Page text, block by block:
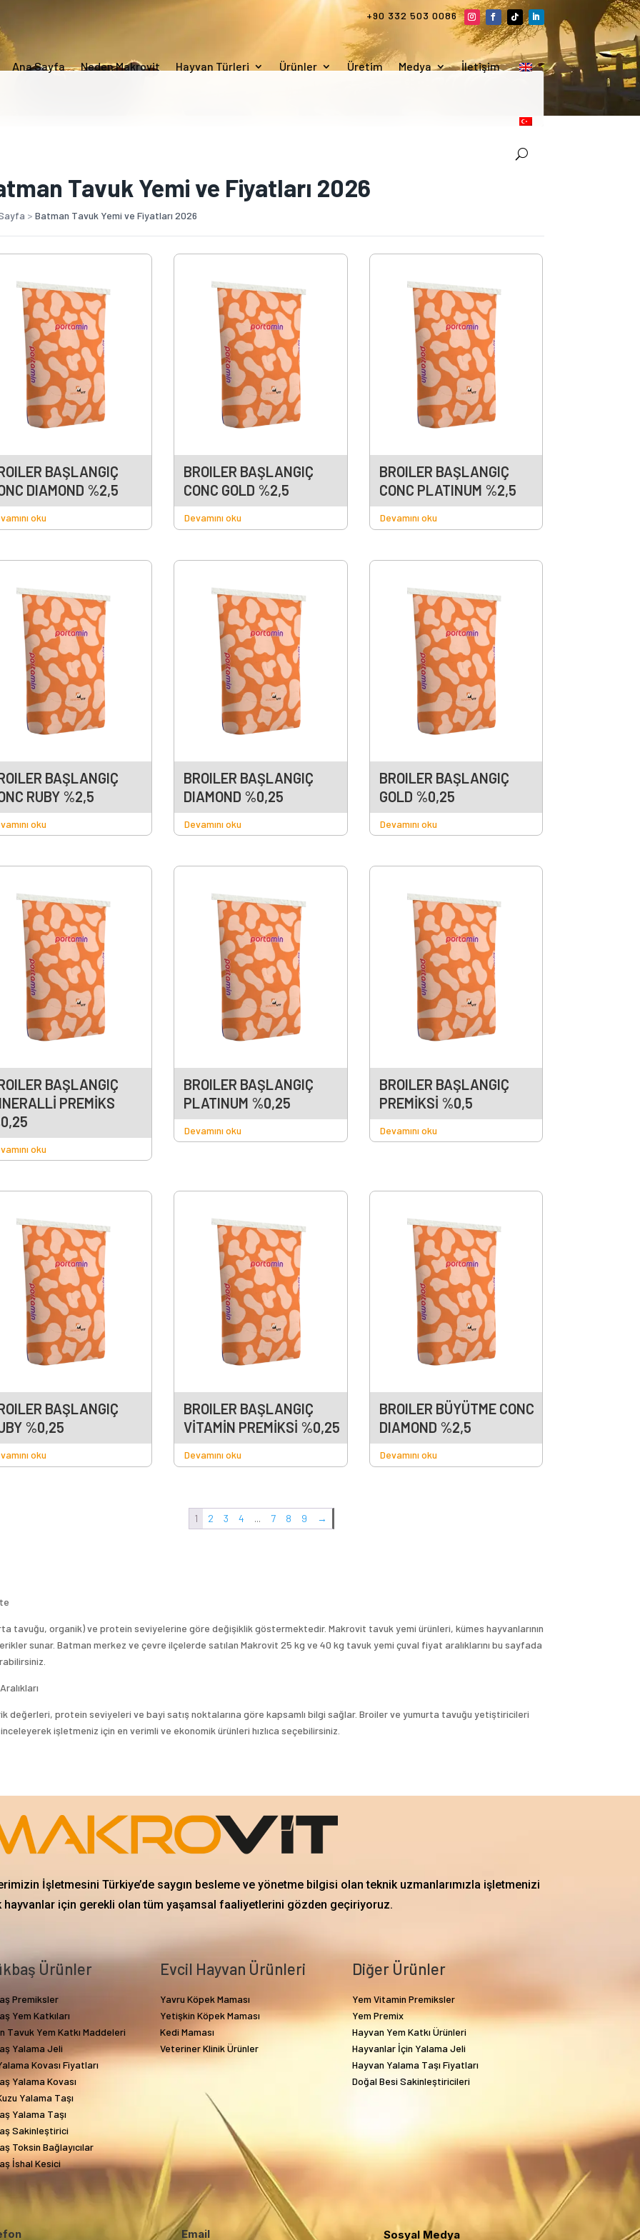
+90 332 503 0086
Ana Sayfa Neden Makrovit Hayvan Türleri Ürünler Üretim Medya İletişim
Tavuk Yemi ve Fiyatları 2026
> Batman Tavuk Yemi ve Fiyatları 2026
BAŞLANGIÇ
DIAMOND %2,5
oku
BROILER BAŞLANGIÇ
CONC GOLD %2,5
Devamını oku
BROILER BAŞLANGIÇ
CONC PLATINUM %2,5
Devamını oku
BAŞLANGIÇ
RUBY %2,5
oku
BROILER BAŞLANGIÇ
DIAMOND %0,25
Devamını oku
BROILER BAŞLANGIÇ
GOLD %0,25
Devamını oku
BAŞLANGIÇ
PREMİKS
oku
BROILER BAŞLANGIÇ
PLATINUM %0,25
Devamını oku
BROILER BAŞLANGIÇ
PREMİKSİ %0,5
Devamını oku
BAŞLANGIÇ
%0,25
oku
BROILER BAŞLANGIÇ
VİTAMİN PREMİKSİ %0,25
Devamını oku
BROILER BÜYÜTME CONC
DIAMOND %2,5
Devamını oku
1 2 3 4 ... 7 8 9 →
tavuğu, organik) ve protein seviyelerine göre değişiklik göstermektedir. Makrovit tavuk yemi ürünleri, kümes hayvanlarının
sunar. Batman merkez ve çevre ilçelerde satılan Makrovit 25 kg ve 40 kg tavuk yemi çuval fiyat aralıklarını bu sayfada
değerleri, protein seviyeleri ve bayi satış noktalarına göre kapsamlı bilgi sağlar. Broiler ve yumurta tavuğu yetiştiricileri
işletmeniz için en verimli ve ekonomik ürünleri hızlıca seçebilirsiniz.
İşletmesini Türkiye’de saygın besleme ve yönetme bilgisi olan teknik uzmanlarımızla işletmenizi
hayvanlar için gerekli olan tüm yaşamsal faaliyetlerini gözden geçiriyoruz.
Ürünler
Premiksler
Yem Katkıları
Tavuk Yem Katkı Maddeleri
Yalama Jeli
Kovası Fiyatları
Yalama Kovası
Yalama Taşı
Yalama Taşı
Sakinleştirici
Toksin Bağlayıcılar
İshal Kesici
Evcil Hayvan Ürünleri
Yavru Köpek Maması
Yetişkin Köpek Maması
Kedi Maması
Veteriner Klinik Ürünler
Diğer Ürünler
Yem Vitamin Premiksler
Yem Premix
Hayvan Yem Katkı Ürünleri
Hayvanlar İçin Yalama Jeli
Hayvan Yalama Taşı Fiyatları
Doğal Besi Sakinleştiricileri
Email Sosyal Medya